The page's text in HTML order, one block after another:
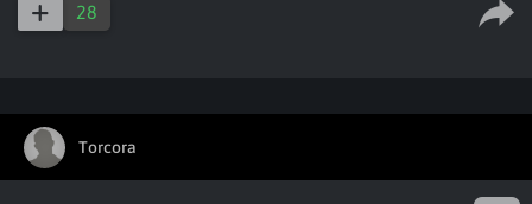
28
Torcora